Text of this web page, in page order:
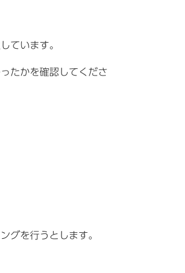
ています。
たかを確認してくださ
グを行うとします。